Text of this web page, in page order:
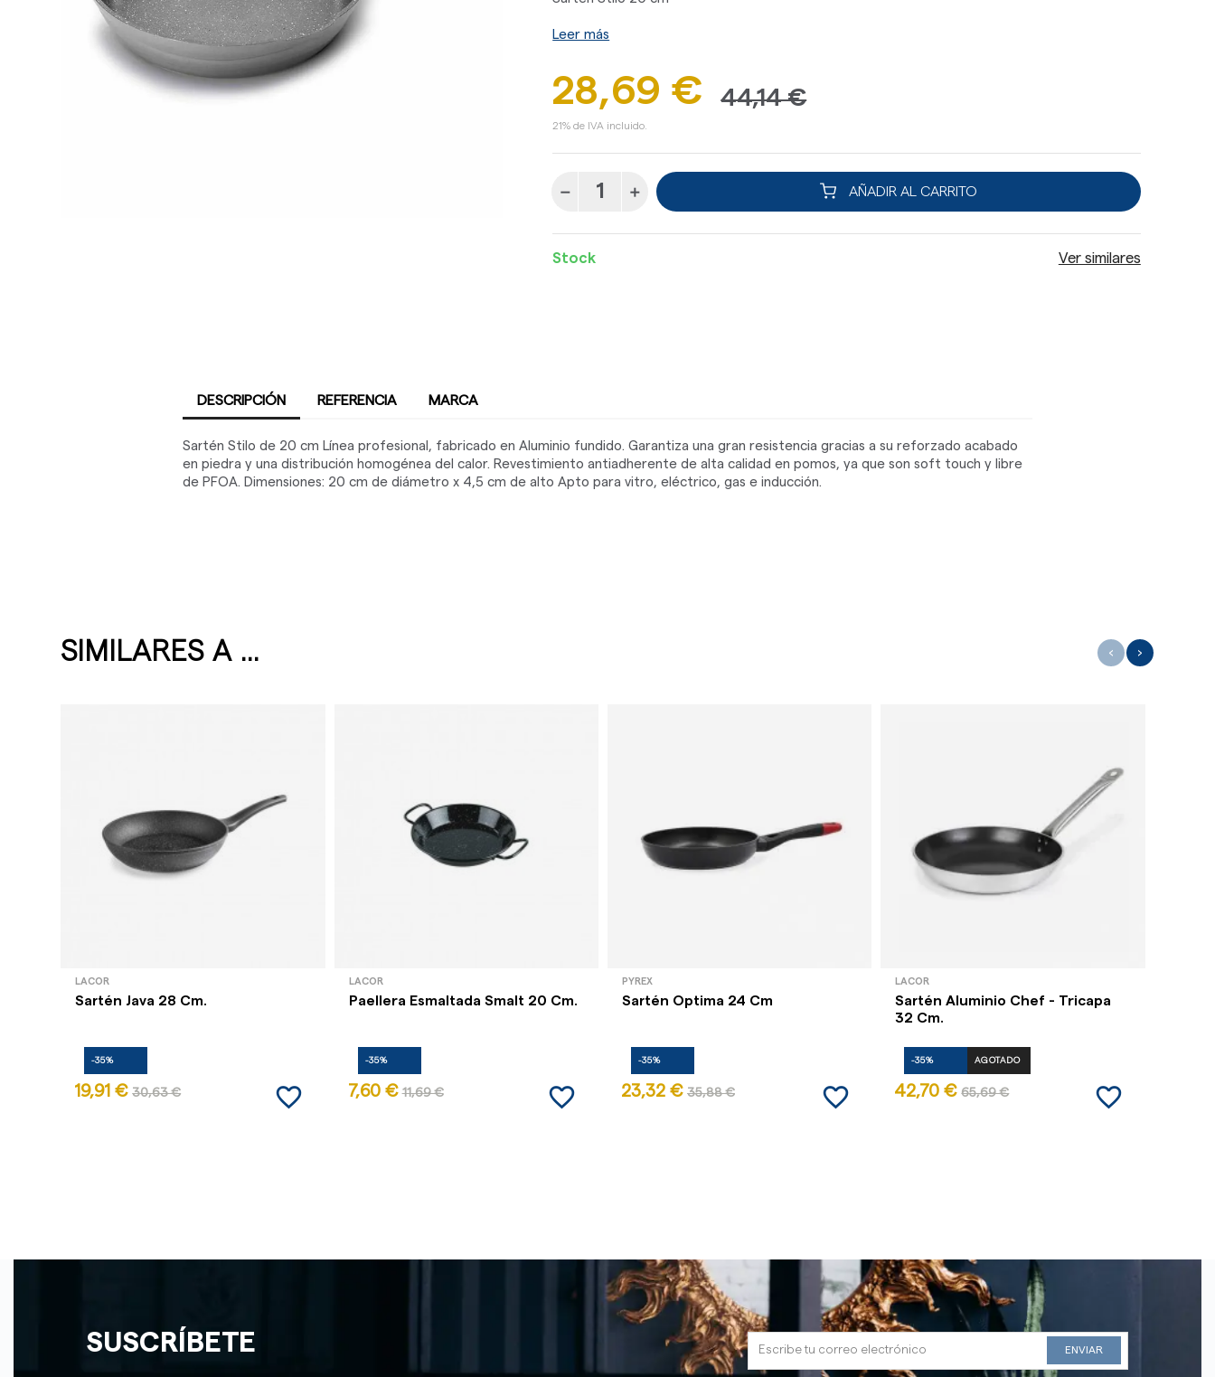
Leer más
28,69 € 44,14 €
21% de IVA incluido.
AÑADIR AL CARRITO
Stock Ver similares
DESCRIPCIÓN REFERENCIA MARCA
Sartén Stilo de 20 cm Línea profesional, fabricado en Aluminio fundido. Garantiza una gran resistencia gracias a su reforzado acabado
en piedra y una distribución homogénea del calor. Revestimiento antiadherente de alta calidad en pomos, ya que son soft touch y libre
de PFOA. Dimensiones: 20 cm de diámetro x 4,5 cm de alto Apto para vitro, eléctrico, gas e inducción.
SIMILARES A ...
LACOR
Sartén Java 28 Cm.
-35%
19,91 € 30,63 € favorite_border
LACOR
Paellera Esmaltada Smalt 20 Cm.
-35%
7,60 € 11,69 € favorite_border
PYREX
Sartén Optima 24 Cm
-35%
23,32 € 35,88 € favorite_border
LACOR
Sartén Aluminio Chef - Tricapa
32 Cm.
-35% AGOTADO
42,70 € 65,69 € favorite_border
‹ ›
SUSCRÍBETE